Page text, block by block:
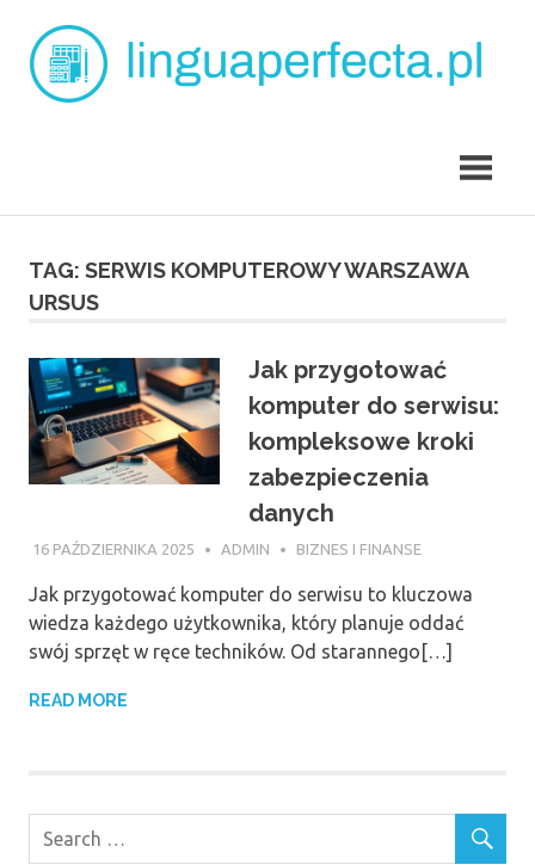
content
TAG: SERWIS KOMPUTEROWY WARSZAWA
URSUS
Jak przygotować
komputer do serwisu:
kompleksowe kroki
zabezpieczenia
danych
16 PAŹDZIERNIKA 2025 ADMIN BIZNES I FINANSE
Jak przygotować komputer do serwisu to kluczowa
wiedza każdego użytkownika, który planuje oddać
swój sprzęt w ręce techników. Od starannego[…]
READ MORE